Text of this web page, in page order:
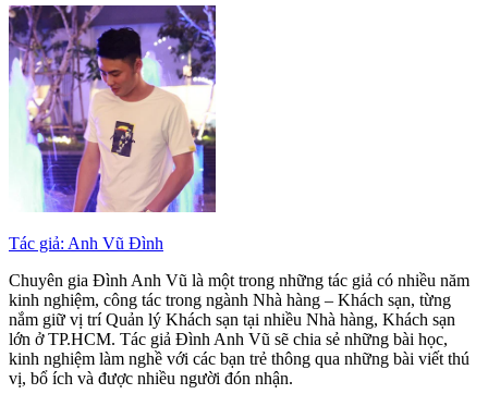
Tác giả: Anh Vũ Đình
Chuyên gia Đình Anh Vũ là một trong những tác giả có nhiều năm
kinh nghiệm, công tác trong ngành Nhà hàng – Khách sạn, từng
nắm giữ vị trí Quản lý Khách sạn tại nhiều Nhà hàng, Khách sạn
lớn ở TP.HCM. Tác giả Đình Anh Vũ sẽ chia sẻ những bài học,
kinh nghiệm làm nghề với các bạn trẻ thông qua những bài viết thú
vị, bổ ích và được nhiều người đón nhận.